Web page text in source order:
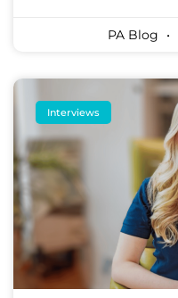
PA Blog
Interviews